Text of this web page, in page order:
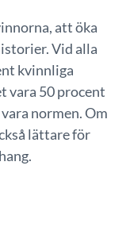
att öka
Vid alla
kvinnliga
vara 50 procent
normen. Om
lättare för